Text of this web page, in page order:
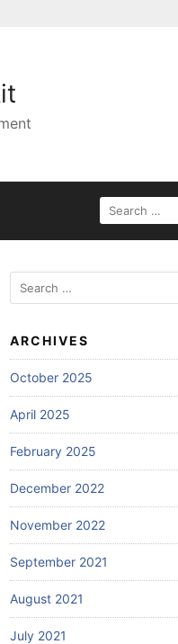
SEARCH
FOR:
Search
for:
ARCHIVES
October 2025
April 2025
February 2025
December 2022
November 2022
September 2021
August 2021
July 2021